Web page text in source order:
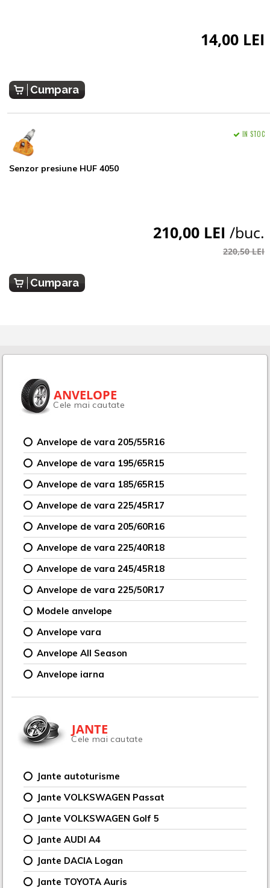
14,00 LEI
Cumpara
Senzor presiune HUF 4050
IN STOC
210,00 LEI /buc.
220,50 LEI
Cumpara
ANVELOPE
Cele mai cautate
Anvelope de vara 205/55R16
Anvelope de vara 195/65R15
Anvelope de vara 185/65R15
Anvelope de vara 225/45R17
Anvelope de vara 205/60R16
Anvelope de vara 225/40R18
Anvelope de vara 245/45R18
Anvelope de vara 225/50R17
Modele anvelope
Anvelope vara
Anvelope All Season
Anvelope iarna
JANTE
Cele mai cautate
Jante autoturisme
Jante VOLKSWAGEN Passat
Jante VOLKSWAGEN Golf 5
Jante AUDI A4
Jante DACIA Logan
Jante TOYOTA Auris